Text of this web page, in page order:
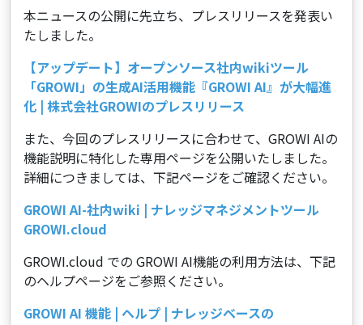
本ニュースの公開に先立ち、プレスリリースを発表い
たしました。
【アップデート】オープンソース社内wikiツール
「GROWI」の生成AI活用機能『GROWI AI』が大幅進
化 | 株式会社GROWIのプレスリリース
また、今回のプレスリリースに合わせて、GROWI AIの
機能説明に特化した専用ページを公開いたしました。
詳細につきましては、下記ページをご確認ください。
GROWI AI-社内wiki | ナレッジマネジメントツール
GROWI.cloud
GROWI.cloud での GROWI AI機能の利用方法は、下記
のヘルプページをご参照ください。
GROWI AI 機能 | ヘルプ | ナレッジベースの